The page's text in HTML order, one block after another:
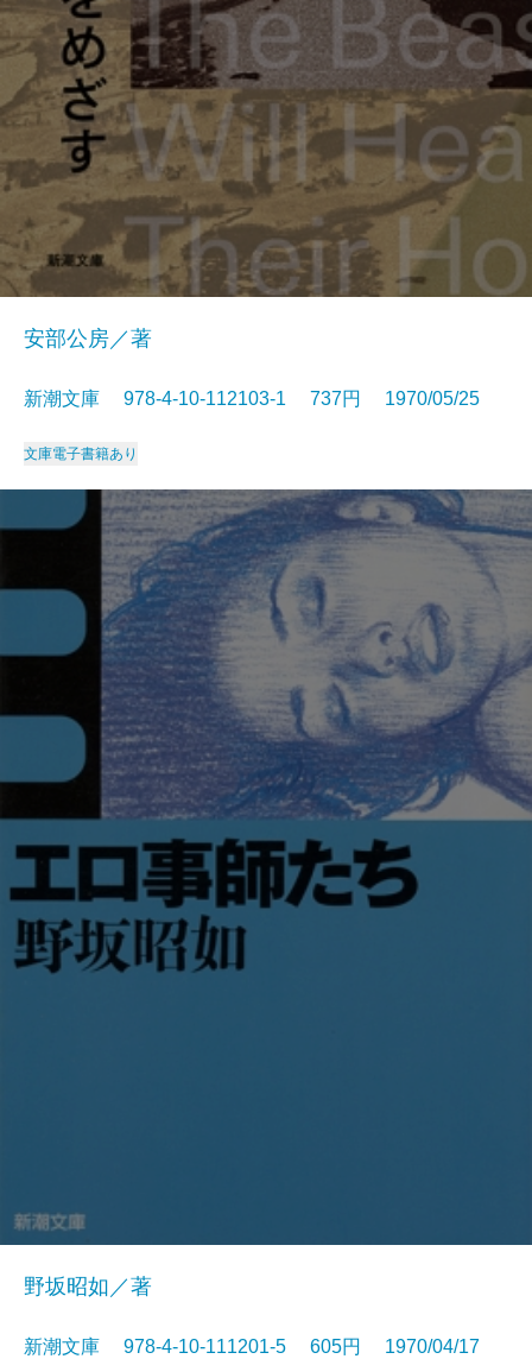
安部公房／著
新潮文庫 978-4-10-112103-1 737円 1970/05/25
文庫電子書籍あり
野坂昭如／著
新潮文庫 978-4-10-111201-5 605円 1970/04/17